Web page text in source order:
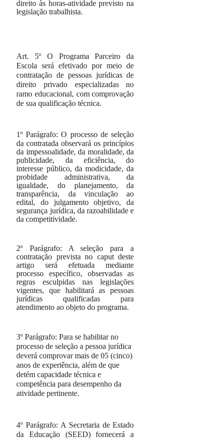
direito às horas-atividade previsto na
legislação trabalhista.
Art. 5º O Programa Parceiro da
Escola será efetivado por meio de
contratação de pessoas jurídicas de
direito privado especializadas no
ramo educacional, com comprovação
de sua qualificação técnica.
1ºParágrafo:O processo de seleção
da contratada observará os princípios
da impessoalidade, da moralidade, da
publicidade, da eficiência, do
interesse público, da modicidade, da
probidade administrativa, da
igualdade, do planejamento, da
transparência, da vinculação ao
edital, do julgamento objetivo, da
segurança jurídica, da razoabilidade e
da competitividade.
2º Parágrafo: A seleção para a
contratação prevista no caputdeste
artigo será efetuada mediante
processo específico, observadas as
regras esculpidas nas legislações
vigentes, que habilitará as pessoas
jurídicas qualificadas para
atendimento ao objeto do programa.
3º Parágrafo: Para se habilitar no
processo de seleção a pessoa jurídica
deverá comprovar mais de 05 (cinco)
anos de experiência, além de que
detém capacidade técnica e
competência para desempenho da
atividade pertinente.
4º Parágrafo: A Secretaria de Estado
da Educação (SEED) fornecerá a